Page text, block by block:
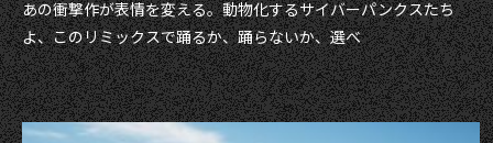
あの衝撃作が表情を変える。動物化するサイバーパンクスたち
よ、このリミックスで踊るか、踊らないか、選べ